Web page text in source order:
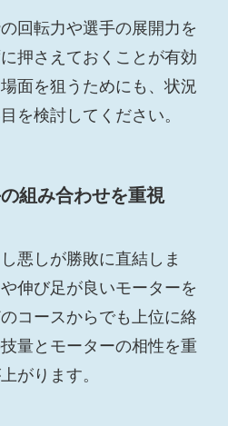
回転力や選手の展開力を
押さえておくことが有効
面を狙うためにも、状況
を検討してください。
組み合わせを重視
悪しが勝敗に直結しま
伸び足が良いモーターを
コースからでも上位に絡
量とモーターの相性を重
がります。